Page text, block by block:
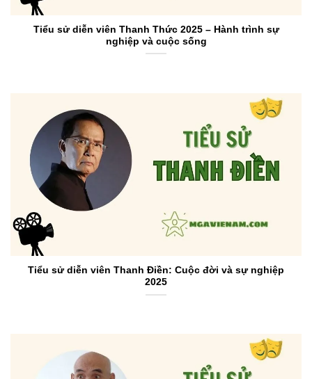
Tiểu sử diễn viên Thanh Thức 2025 – Hành trình sự
nghiệp và cuộc sống
Tiểu sử diễn viên Thanh Điền: Cuộc đời và sự nghiệp
2025